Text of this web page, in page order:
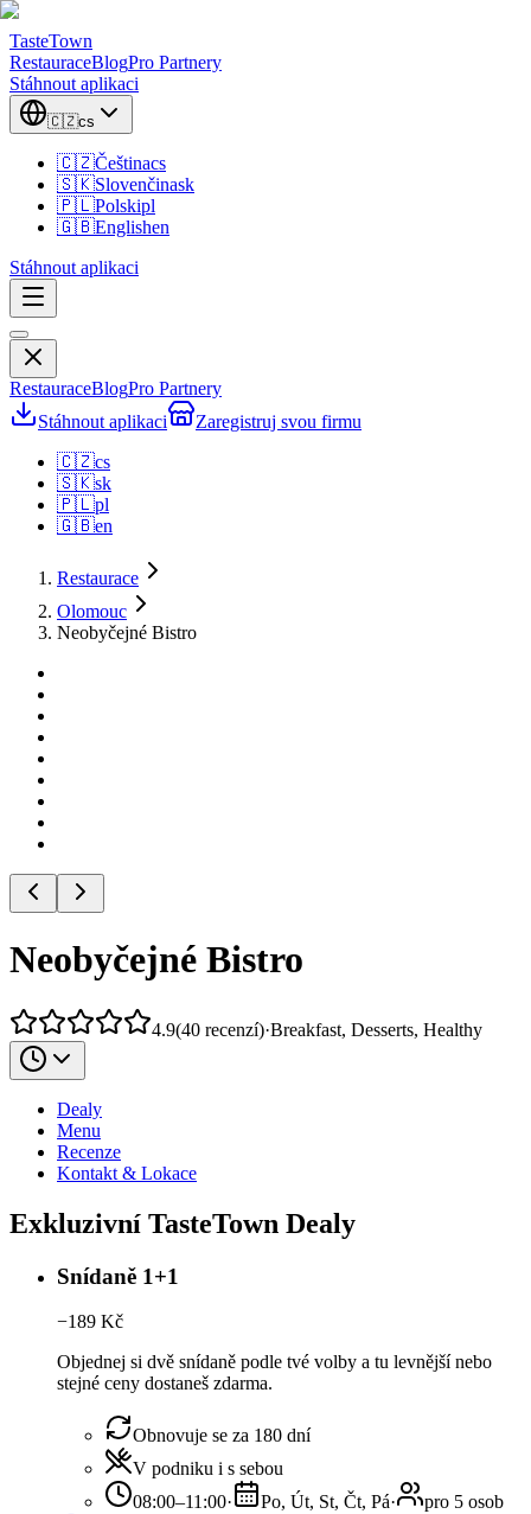
TasteTown
RestauraceBlogPro Partnery
Stáhnout aplikaci
🇨🇿cs
🇨🇿Češtinacs
🇸🇰Slovenčinask
🇵🇱Polskipl
🇬🇧Englishen
Stáhnout aplikaci
RestauraceBlogPro Partnery
Stáhnout aplikaci
Zaregistruj svou firmu
🇨🇿cs
🇸🇰sk
🇵🇱pl
🇬🇧en
Restaurace
Olomouc
Neobyčejné Bistro
Neobyčejné Bistro
4.9(40 recenzí)·Breakfast, Desserts, Healthy
Dealy
Menu
Recenze
Kontakt & Lokace
Exkluzivní TasteTown Dealy
Snídaně 1+1
−189 Kč
Objednej si dvě snídaně podle tvé volby a tu levnější nebo
stejné ceny dostaneš zdarma.
Obnovuje se za 180 dní
V podniku i s sebou
08:00–11:00· Po, Út, St, Čt, Pá·
pro 5 osob